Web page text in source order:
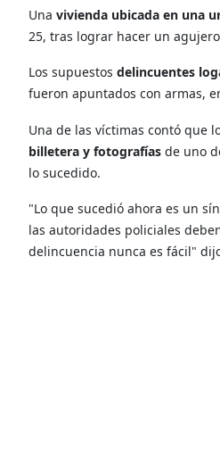
Una vivienda ubicada en una
25, tras lograr hacer un
Los supuestos delincuentes
fueron apuntados con armas,
Una de las víctimas contó que
billetera y fotografías de uno
lo sucedido.
"Lo que sucedió ahora es un
las autoridades policiales
delincuencia nunca es fácil"